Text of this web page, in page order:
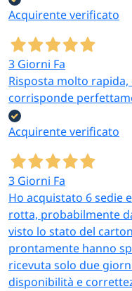
Acquirente verificato
3 Giorni Fa
Risposta molto
corrisponde
Acquirente verificato
3 Giorni Fa
Ho acquistato 6 sedie
rotta, probabilmente
visto lo stato del
prontamente hanno
ricevuta solo due
disponibilità e